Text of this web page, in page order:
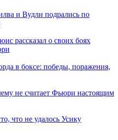
и Вудли подрались по
рассказал о своих боях
в боксе: победы, поражения,
не считает Фьюри настоящим
что не удалось Усику